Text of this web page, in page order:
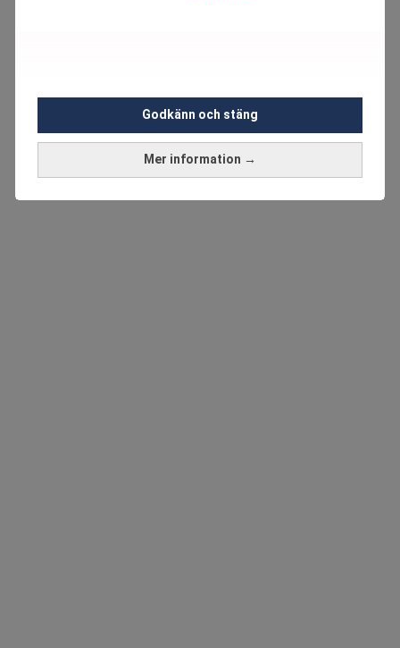
Mer information →
Godkänn och stäng